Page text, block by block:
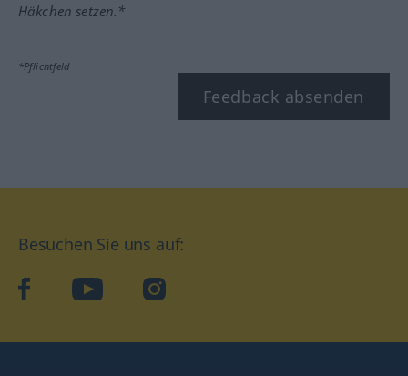
Häkchen setzen.*
*Pflichtfeld
Feedback absenden
Besuchen Sie uns auf:
facebookYouTube Instagram